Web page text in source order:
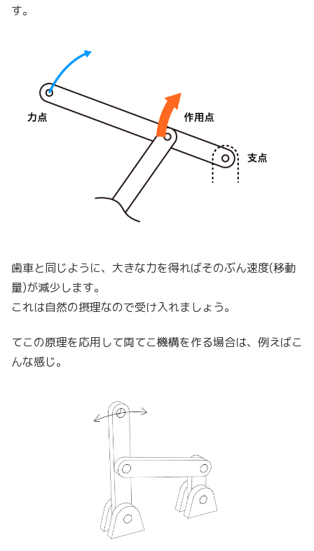
す。
歯車と同じように、大きな力を得ればそのぶん速度(移動
量)が減少します。
これは自然の摂理なので受け入れましょう。
てこの原理を応用して両てこ機構を作る場合は、例えばこ
んな感じ。